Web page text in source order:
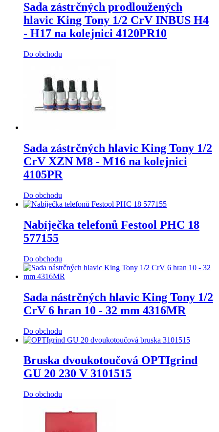
Sada zástrčných prodloužených
hlavic King Tony 1/2 CrV INBUS H4
- H17 na kolejnici 4120PR10
Do obchodu
Sada zástrčných hlavic King Tony 1/2
CrV XZN M8 - M16 na kolejnici
4105PR
Do obchodu
Nabíječka telefonů Festool PHC 18
577155
Do obchodu
Sada nástrčných hlavic King Tony 1/2
CrV 6 hran 10 - 32 mm 4316MR
Do obchodu
Bruska dvoukotoučová OPTIgrind
GU 20 230 V 3101515
Do obchodu